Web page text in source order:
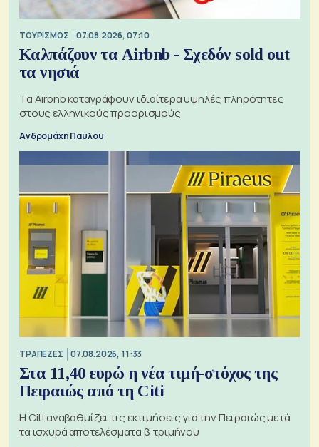
ΤΟΥΡΙΣΜΟΣ 07.08.2026, 07:10
Καλπάζουν τα Airbnb - Σχεδόν sold out
τα νησιά
Τα Airbnb καταγράφουν ιδιαίτερα υψηλές πληρότητες
στους ελληνικούς προορισμούς
Ανδρομάχη Παύλου
ΤΡΑΠΕΖΕΣ 07.08.2026, 11:33
Στα 11,40 ευρώ η νέα τιμή-στόχος της
Πειραιώς από τη Citi
Η Citi αναβαθμίζει τις εκτιμήσεις για την Πειραιώς μετά
τα ισχυρά αποτελέσματα β' τριμήνου